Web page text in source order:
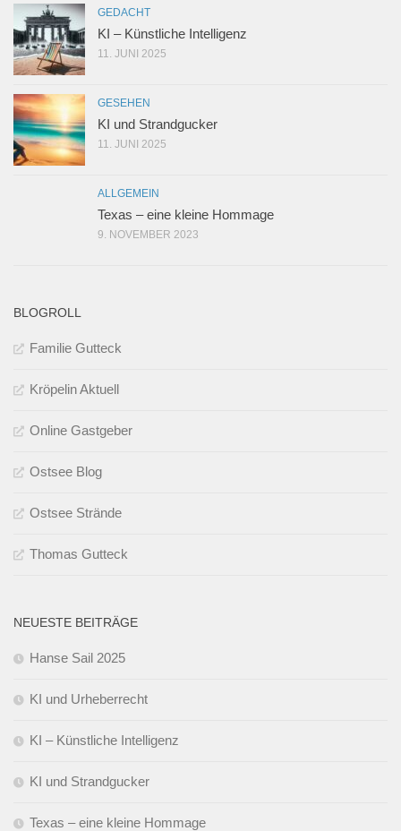
GEDACHT
KI – Künstliche Intelligenz
11. JUNI 2025
GESEHEN
KI und Strandgucker
11. JUNI 2025
ALLGEMEIN
Texas – eine kleine Hommage
9. NOVEMBER 2023
BLOGROLL
Familie Gutteck
Kröpelin Aktuell
Online Gastgeber
Ostsee Blog
Ostsee Strände
Thomas Gutteck
NEUESTE BEITRÄGE
Hanse Sail 2025
KI und Urheberrecht
KI – Künstliche Intelligenz
KI und Strandgucker
Texas – eine kleine Hommage